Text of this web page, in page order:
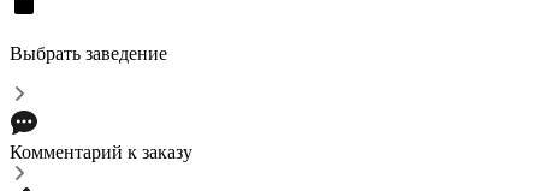
Выбрать заведение
Комментарий к заказу